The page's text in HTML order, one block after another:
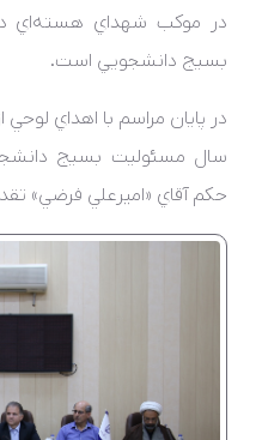
در موکب شهداي هسته‌اي در
بسيج دانشجويي است.
در پايان مراسم با اهداي
سال مسئوليت بسيج
حکم آقاي «اميرعلي فرضي»